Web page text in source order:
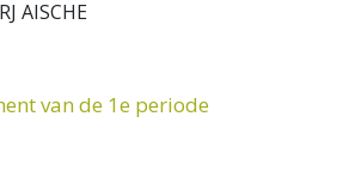
RJ AISCHE
van de 1e periode